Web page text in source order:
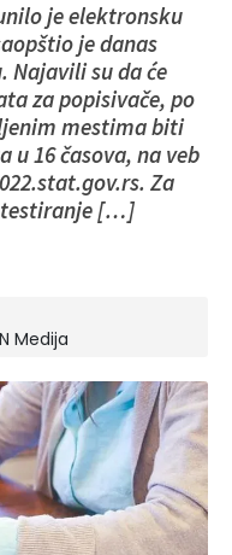
je elektronsku
je danas
Najavili su da će
za popisivače, po
mestima biti
u 16 časova, na veb
Za
testiranje […]
Medija